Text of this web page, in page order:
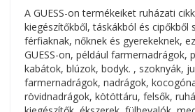
A GUESS-on termékeiket ruházati
kiegészítőkből, táskákból és cipőkből
férfiaknak, nőknek és gyerekeknek,
GUESS-on, például farmernadrágok,
kabátok, blúzok, bodyk. , szoknyák,
farmernadrágok, nadrágok,
rövidnadrágok, kötöttáru, felsők,